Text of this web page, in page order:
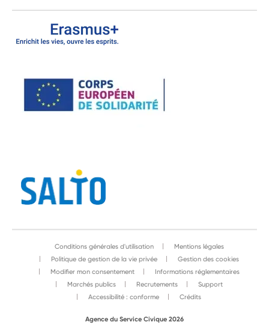
Conditions générales d'utilisation
Mentions légales
Politique de gestion de la vie privée
Gestion des cookies
Modifier mon consentement
Informations réglementaires
Marchés publics
Recrutements
Support
Accessibilité : conforme
Crédits
Agence du Service Civique 2026